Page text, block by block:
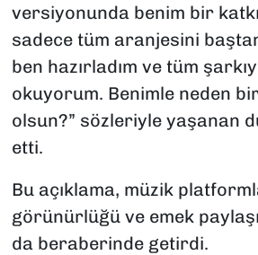
versiyonunda benim bir
sadece tüm aranjesini
ben hazırladım ve tüm
okuyorum. Benimle neden
olsun?” sözleriyle yaşanan
etti.
Bu açıklama, müzik
görünürlüğü ve emek
da beraberinde getirdi.